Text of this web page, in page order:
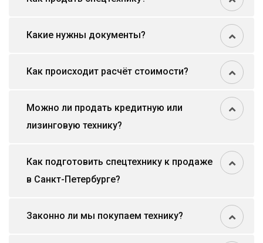
Какие нужны документы?
Как происходит расчёт стоимости?
Можно ли продать кредитную или
лизинговую технику?
Как подготовить спецтехнику к продаже
в Санкт-Петербурге?
Законно ли мы покупаем технику?